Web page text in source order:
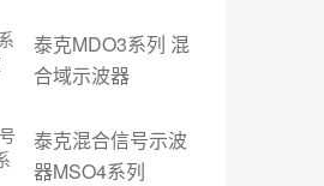
泰克MDO3系列 混
合域示波器
泰克混合信号示波
器MSO4系列